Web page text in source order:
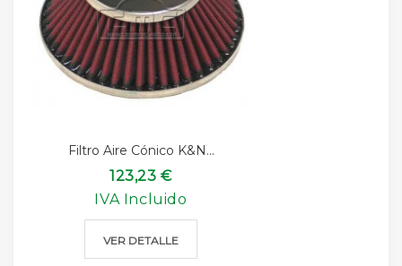
Filtro Aire Cónico K&n...
123,23 €
IVA Incluido
VER DETALLE